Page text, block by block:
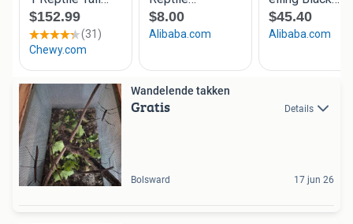
Wandelende takken
Gratis Details
Bolsward 17 jun 26